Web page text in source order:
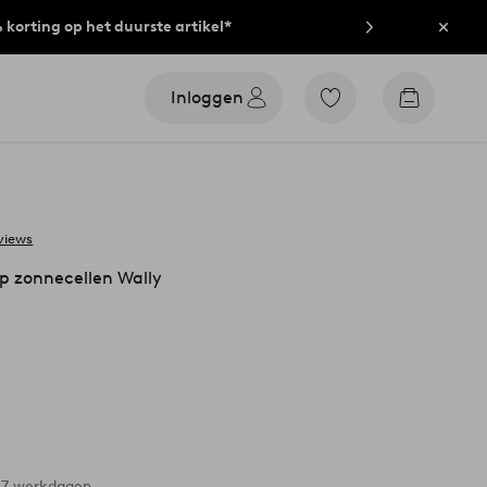
korting op het duurste artikel*
Inloggen
Ga
Go
zonnecellen Wally